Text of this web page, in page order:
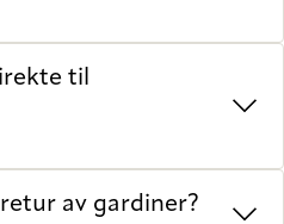
til
av gardiner?